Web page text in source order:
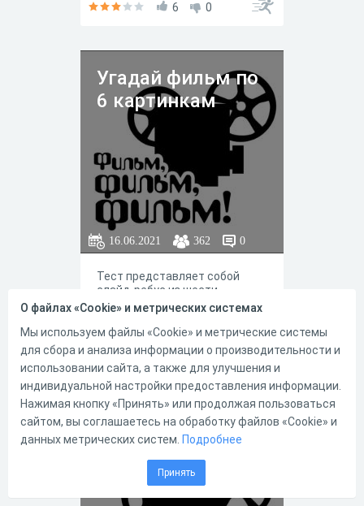
6 0
Угадай фильм по
6 картинкам
16.06.2021 362 0
Тест представляет собой
слайд-ребус из шести
картинок связанных с
1 0
Угадай фильм по
6 картинкам 2
О файлах «Cookie» и метрических системах
Мы используем файлы «Cookie» и метрические системы
для сбора и анализа информации о производительности и
использовании сайта, а также для улучшения и
индивидуальной настройки предоставления информации.
Нажимая кнопку «Принять» или продолжая пользоваться
сайтом, вы соглашаетесь на обработку файлов «Cookie» и
данных метрических систем. Подробнее
Принять